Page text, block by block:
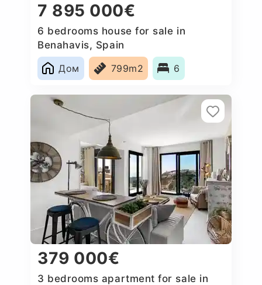
7 895 000€
6 bedrooms house for sale in
Benahavis, Spain
Дом
799m2 6
379 000€
3 bedrooms apartment for sale in